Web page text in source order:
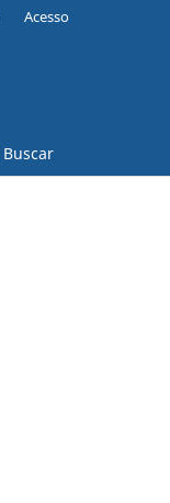
Buscar
Acesso